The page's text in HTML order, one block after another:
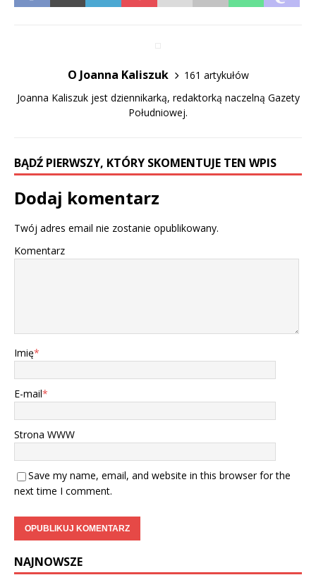
O Joanna Kaliszuk
161 artykułów
Joanna Kaliszuk jest dziennikarką, redaktorką naczelną Gazety
Południowej.
BĄDŹ PIERWSZY, KTÓRY SKOMENTUJE TEN WPIS
Dodaj komentarz
Twój adres email nie zostanie opublikowany.
Komentarz
Imię*
E-mail*
Strona WWW
Save my name, email, and website in this browser for the
next time I comment.
NAJNOWSZE